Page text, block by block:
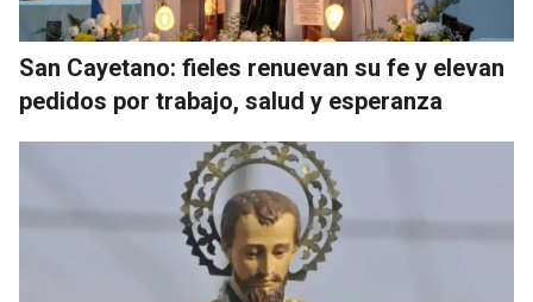
San Cayetano: fieles renuevan su fe y elevan
pedidos por trabajo, salud y esperanza